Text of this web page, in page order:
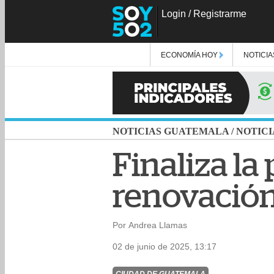
Login / Registrarme
ECONOMÍA HOY
NOTICIAS GUATEMALA /
Finaliza la
Por Andrea Llamas
02 de junio de 2025, 13:17